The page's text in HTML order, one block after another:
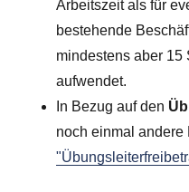
Arbeitszeit als für
bestehende
mindestens aber 15
aufwendet.
In Bezug auf den
noch einmal